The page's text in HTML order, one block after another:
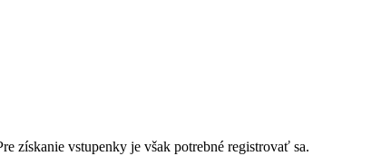
získanie vstupenky je však potrebné registrovať sa.